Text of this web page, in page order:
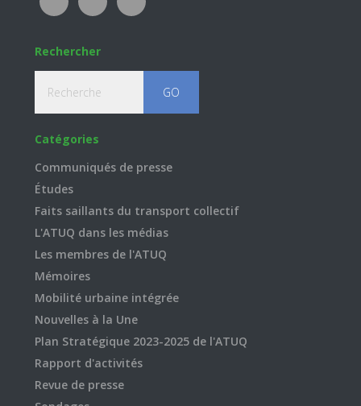
Rechercher
Catégories
Communiqués de presse
Études
Faits saillants du transport collectif
L'ATUQ dans les médias
Les membres de l'ATUQ
Mémoires
Mobilité urbaine intégrée
Nouvelles à la Une
Plan Stratégique 2023-2025 de l'ATUQ
Rapport d'activités
Revue de presse